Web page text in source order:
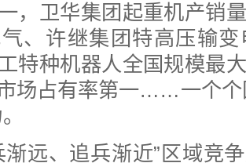
，卫华集团起重机产销
、许继集团特高压输
特种机器人全国规模最
场占有率第一……一个个
、追兵渐近”区域竞争